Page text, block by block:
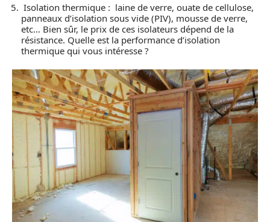
Isolation thermique : laine de verre, ouate de cellulose,
panneaux d’isolation sous vide (PIV), mousse de verre,
etc… Bien sûr, le prix de ces isolateurs dépend de la
résistance. Quelle est la performance d’isolation
thermique qui vous intéresse ?